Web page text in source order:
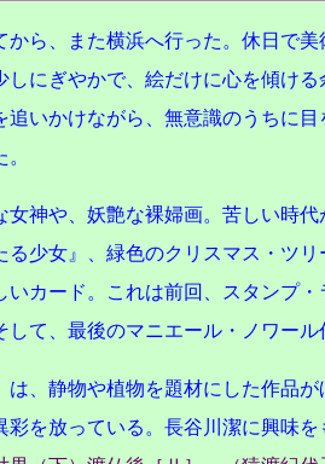
から、また横浜へ行った。休日で美
しにぎやかで、絵だけに心を傾け
追いかけながら、無意識のうちに目
女神や、妖艶な裸婦画。苦しい時
る少女』、緑色のクリスマス・ツ
いカード。これは前回、スタンプ
して、最後のマニエール・ノワール
は、静物や植物を題材にした作品が
彩を放っている。長谷川潔に興味